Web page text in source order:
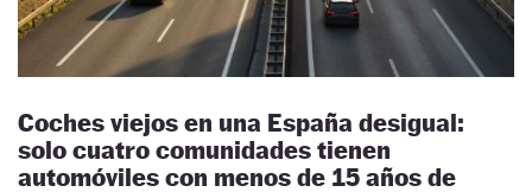
Coches viejos en una España desigual:
solo cuatro comunidades tienen
automóviles con menos de 15 años de